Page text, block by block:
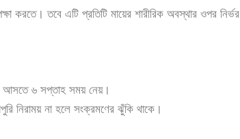
করতে। তবে এটি প্রতিটি মায়ের শারীরিক অবস্থার ওপর নির্ভর
আসতে ৬ সপ্তাহ সময় নেয়।
নিরাময় না হলে সংক্রমণের ঝুঁকি থাকে।